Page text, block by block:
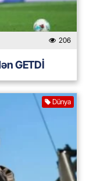
206
GETDİ
Dünya